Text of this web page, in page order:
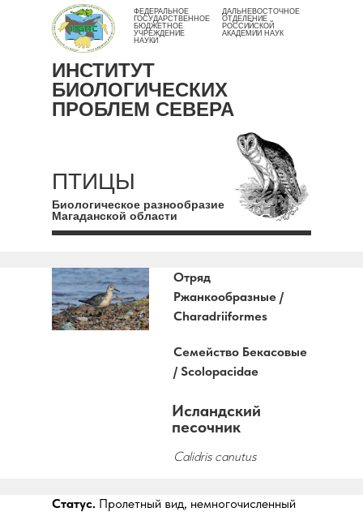
ИНСТИТУТ
БИОЛОГИЧЕСКИХ
ПРОБЛЕМ СЕВЕРА
ФЕДЕРАЛЬНОЕ
ГОСУДАРСТВЕННОЕ
БЮДЖЕТНОЕ
УЧРЕЖДЕНИЕ
НАУКИ
ДАЛЬНЕВОСТОЧНОЕ
ОТДЕЛЕНИЕ
РОССИЙСКОЙ
АКАДЕМИИ НАУК
ПТИЦЫ
Биологическое разнообразие
Магаданской области
Исландский
песочник
Calidris canutus
Семейство Бекасовые
/ Scolopacidae
Отряд
Ржанкообразные /
Charadriiformes
Статус. Пролетный вид, немногочисленный